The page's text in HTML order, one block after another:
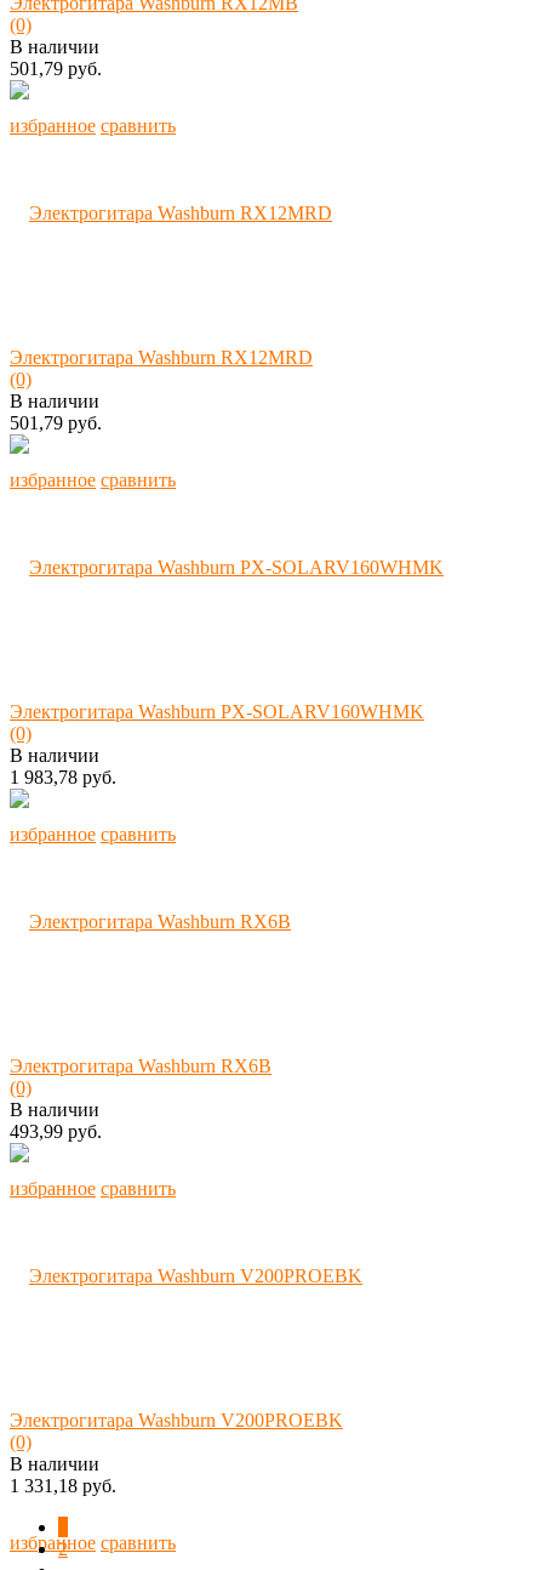
избранное сравнить
(0)
В наличии
501,79 руб.
избранное сравнить
Электрогитара Washburn RX12MRD
(0)
В наличии
501,79 руб.
избранное сравнить
Электрогитара Washburn PX-SOLARV160WHMK
(0)
В наличии
1 983,78 руб.
избранное сравнить
Электрогитара Washburn RX6B
(0)
В наличии
493,99 руб.
избранное сравнить
Электрогитара Washburn V200PROEBK
(0)
В наличии
1 331,18 руб.
2